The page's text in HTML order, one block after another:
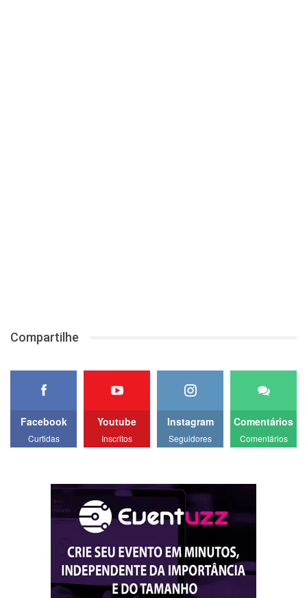
Compartilhe
Facebook
Curtidas
Youtube
Inscritos
Instagram
Seguidores
Comentários
Comentários